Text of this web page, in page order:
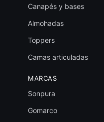
Canapés y bases
Almohadas
Toppers
Camas articuladas
MARCAS
Sonpura
Gomarco